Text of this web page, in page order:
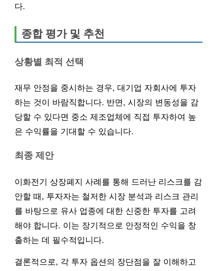
다.
종합 평가 및 추천
상황별 최적 선택
재무 안정을 중시하는 경우, 대기업 자회사에 투자
하는 것이 바람직합니다. 반면, 시장의 변동성을 감
당할 수 있다면 중소 제조업체에 직접 투자하여 높
은 수익률을 기대할 수 있습니다.
최종 제안
이화전기 상장폐지 사례를 통해 드러난 리스크를 감
안할 때, 투자자는 철저한 시장 분석과 리스크 관리
를 바탕으로 유사 업종에 대한 신중한 투자를 고려
해야 합니다. 이는 장기적으로 안정적인 수익을 창
출하는 데 필수적입니다.
결론적으로, 각 투자 옵션의 장단점을 잘 이해하고